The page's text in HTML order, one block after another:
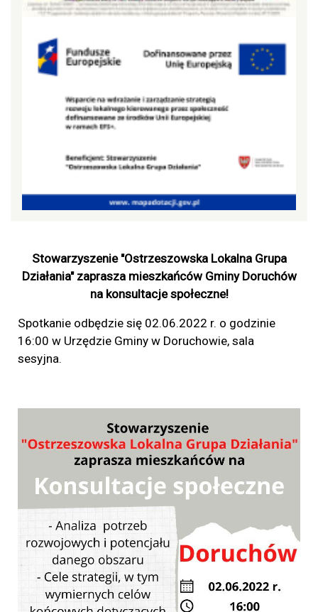
Stowarzyszenie "Ostrzeszowska Lokalna Grupa
Działania" zaprasza mieszkańców Gminy Doruchów
na konsultacje społeczne!
Spotkanie odbędzie się 02.06.2022 r. o godzinie
16:00 w Urzędzie Gminy w Doruchowie, sala
sesyjna.